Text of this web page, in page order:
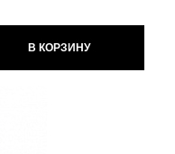
В КОРЗИНУ